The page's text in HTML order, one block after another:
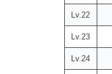
Lv.22
Lv.23
Lv.24